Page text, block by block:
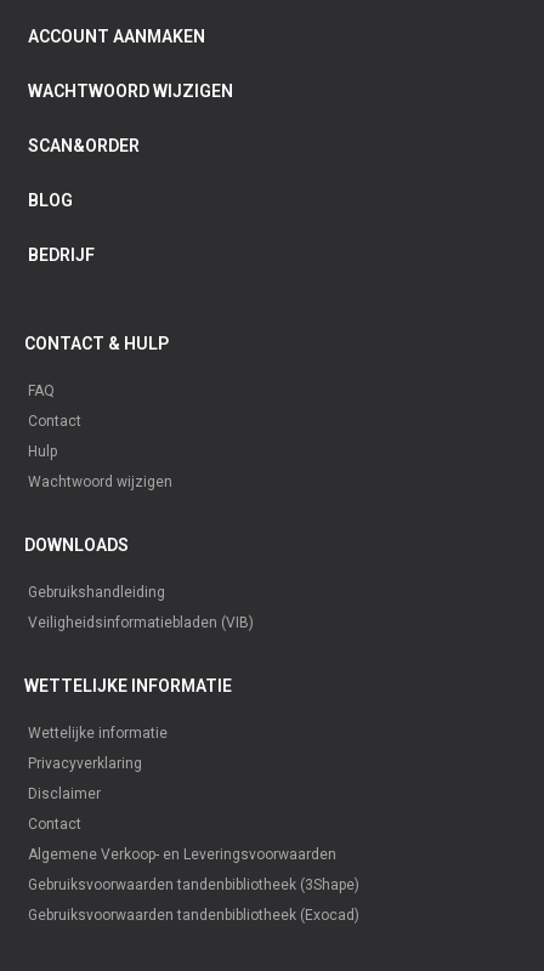
ACCOUNT AANMAKEN
WACHTWOORD WIJZIGEN
SCAN&ORDER
BLOG
BEDRIJF
CONTACT & HULP
FAQ
Contact
Hulp
Wachtwoord wijzigen
DOWNLOADS
Gebruikshandleiding
Veiligheidsinformatiebladen (VIB)
WETTELIJKE INFORMATIE
Wettelijke informatie
Privacyverklaring
Disclaimer
Contact
Algemene Verkoop- en Leveringsvoorwaarden
Gebruiksvoorwaarden tandenbibliotheek (3Shape)
Gebruiksvoorwaarden tandenbibliotheek (Exocad)